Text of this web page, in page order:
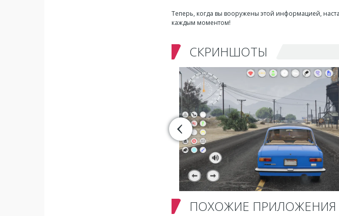
Теперь, когда вы вооружены этой информацией,
каждым моментом!
СКРИНШОТЫ
ПОХОЖИЕ ПРИЛОЖЕНИЯ